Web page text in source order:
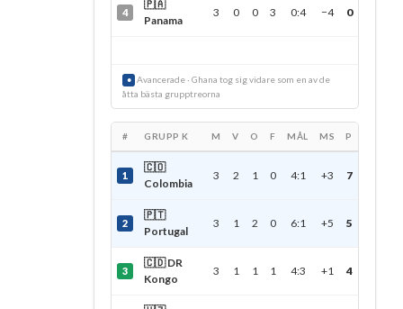
4
🇵🇦
Panama
3 0 0 3 0:4 −4 0
● Avancerade · Ghana tog sig vidare som en av de
åtta bästa grupptreorna
# GRUPP K M V O F MÅL MS P
1
🇨🇴
Colombia
3 2 1 0 4:1 +3 7
2
🇵🇹
Portugal
3 1 2 0 6:1 +5 5
3
🇨🇩 DR
Kongo
3 1 1 1 4:3 +1 4